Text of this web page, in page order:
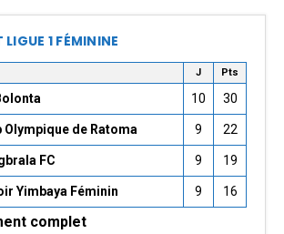
1 FÉMININE
J Pts
10 30
Olympique de Ratoma 9 22
FC 9 19
Yimbaya Féminin 9 16
complet